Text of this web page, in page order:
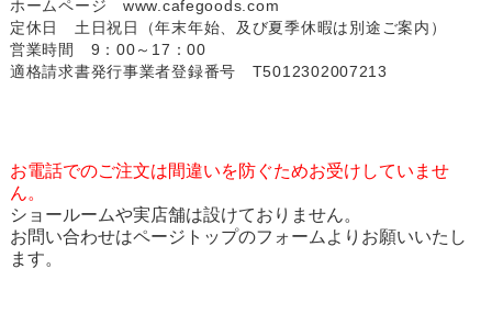
ホームページ www.cafegoods.com
定休日 土日祝日（年末年始、及び夏季休暇は別途ご案内）
営業時間 9：00～17：00
適格請求書発行事業者登録番号 T5012302007213
お電話でのご注文は間違いを防ぐためお受けしていませ
ん。
ショールームや実店舗は設けておりません。
お問い合わせはページトップのフォームよりお願いいたし
ます。